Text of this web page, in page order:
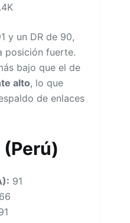
y un DR de 90,
posición fuerte.
bajo que el de
alto, lo que
de enlaces
(Perú)
91
66